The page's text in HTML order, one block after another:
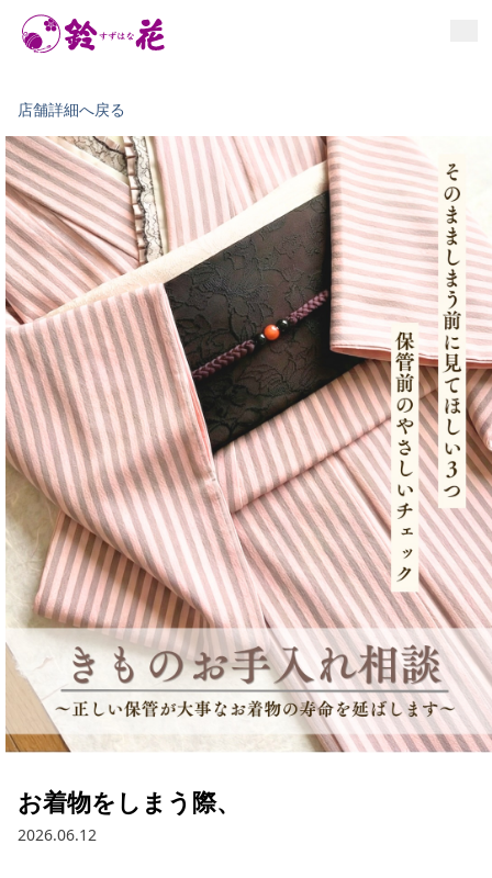
イベント
よくあるご質問
店舗詳細へ戻る
お着物をしまう際、
2026.06.12